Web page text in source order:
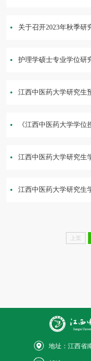
护理学硕士专业学位研
江西中医药大学研究生
上页
地址：江西省